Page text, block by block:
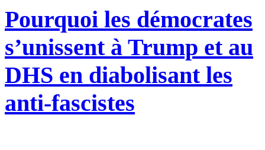
Pourquoi les démocrates
s’unissent à Trump et au
DHS en diabolisant les
anti-fascistes